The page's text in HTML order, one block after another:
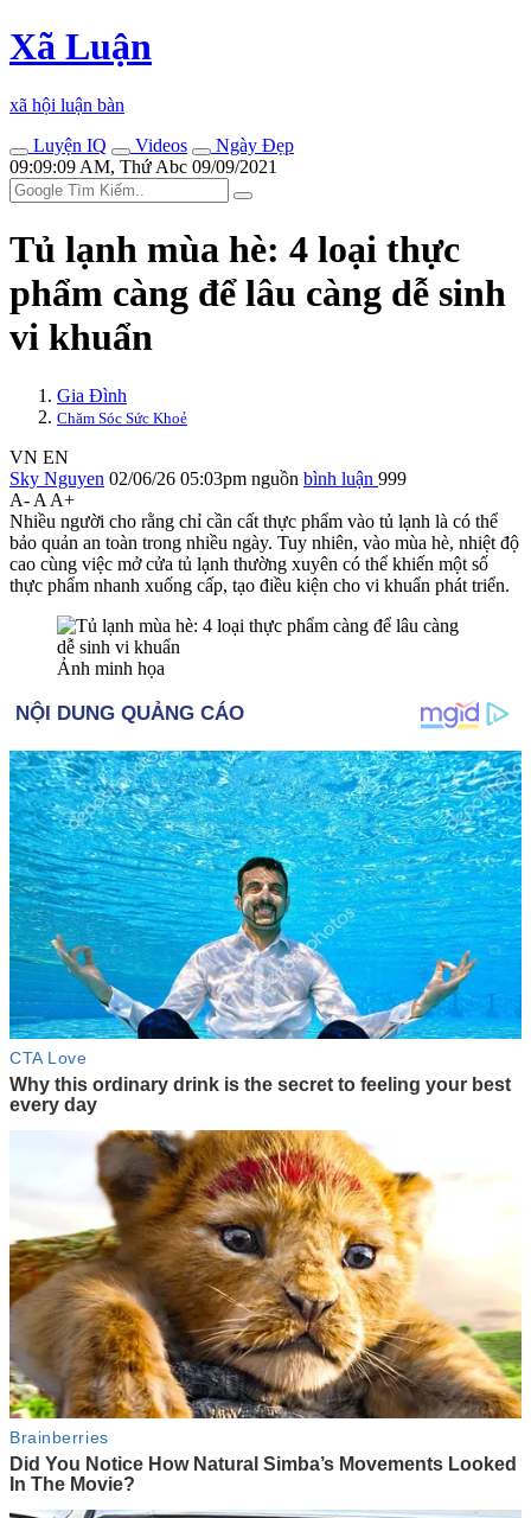
Xã Luận
xã hội luận bàn
Luyện IQ
Videos
Ngày Đẹp
09:09:09 AM, Thứ Abc 09/09/2021
Tủ lạnh mùa hè: 4 loại thực
phẩm càng để lâu càng dễ sinh
vi khuẩn
Gia Đình
Chăm Sóc Sức Khoẻ
VN EN
Sky Nguyen 02/06/26 05:03pm nguồn bình luận 999
A- A A+
Nhiều người cho rằng chỉ cần cất thực phẩm vào tủ lạnh là có thể
bảo quản an toàn trong nhiều ngày. Tuy nhiên, vào mùa hè, nhiệt độ
cao cùng việc mở cửa tủ lạnh thường xuyên có thể khiến một số
thực phẩm nhanh xuống cấp, tạo điều kiện cho vi khuẩn phát triển.
Ảnh minh họa